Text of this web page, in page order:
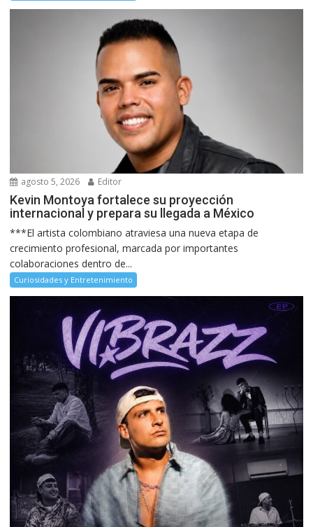
agosto 5, 2026 Editor
Kevin Montoya fortalece su proyección
internacional y prepara su llegada a México
***El artista colombiano atraviesa una nueva etapa de
crecimiento profesional, marcada por importantes
colaboraciones dentro de...
Curiosidades y Entretenimiento